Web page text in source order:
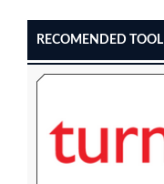
RECOMENDED TOOL